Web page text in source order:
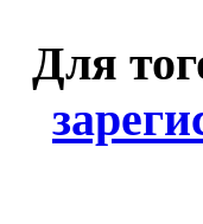
Для